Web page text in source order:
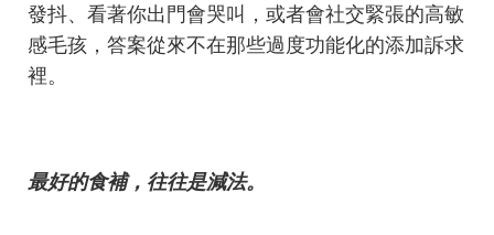
發抖、看著你出門會哭叫，或者會社交緊張的高敏
感毛孩，答案從來不在那些過度功能化的添加訴求
裡。
最好的食補，往往是減法。